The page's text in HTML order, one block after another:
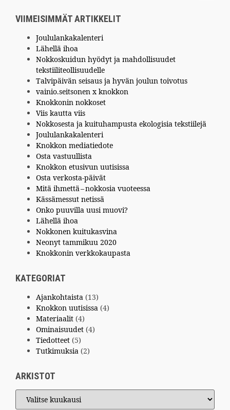
VIIMEISIMMÄT ARTIKKELIT
Joululankakalenteri
Lähellä ihoa
Nokkoskuidun hyödyt ja mahdollisuudet
tekstiiliteollisuudelle
Talvipäivän seisaus ja hyvän joulun toivotus
vainio.seitsonen x knokkon
Knokkonin nokkoset
Viis kautta viis
Nokkosesta ja kuituhampusta ekologisia tekstiilejä
Joululankakalenteri
Knokkon mediatiedote
Osta vastuullista
Knokkon etusivun uutisissa
Osta verkosta-päivät
Mitä ihmettä – nokkosia vuoteessa
Kässämessut netissä
Onko puuvilla uusi muovi?
Lähellä ihoa
Nokkonen kuitukasvina
Neonyt tammikuu 2020
Knokkonin verkkokaupasta
KATEGORIAT
Ajankohtaista (13)
Knokkon uutisissa (4)
Materiaalit (4)
Ominaisuudet (4)
Tiedotteet (5)
Tutkimuksia (2)
ARKISTOT